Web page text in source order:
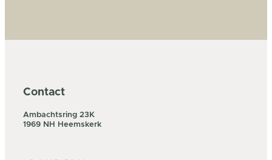
Contact
Ambachtsring 23K
1969 NH Heemskerk